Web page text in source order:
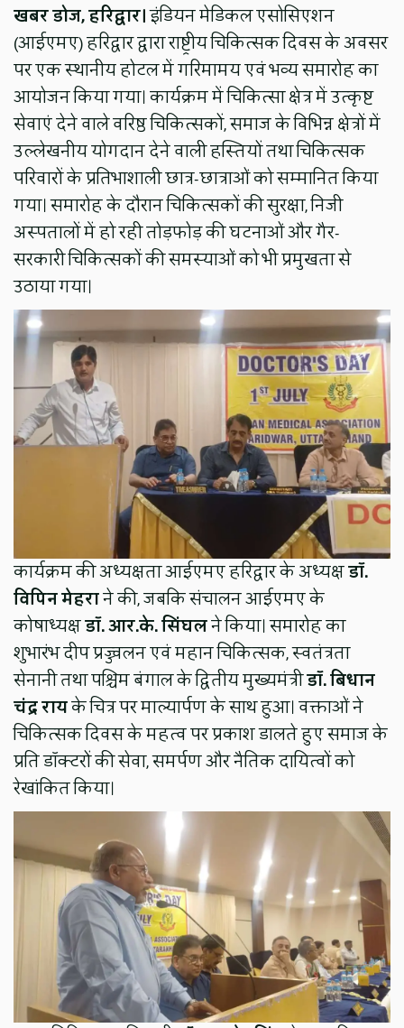
खबर डोज, हरिद्वार।इंडियन मेडिकल एसोसिएशन
(आईएमए) हरिद्वार द्वारा राष्ट्रीय चिकित्सक दिवस के अवसर
पर एक स्थानीय होटल में गरिमामय एवं भव्य समारोह का
आयोजन किया गया। कार्यक्रम में चिकित्सा क्षेत्र में उत्कृष्ट
सेवाएं देने वाले वरिष्ठ चिकित्सकों, समाज के विभिन्न क्षेत्रों में
उल्लेखनीय योगदान देने वाली हस्तियों तथा चिकित्सक
परिवारों के प्रतिभाशाली छात्र-छात्राओं को सम्मानित किया
गया। समारोह के दौरान चिकित्सकों की सुरक्षा, निजी
अस्पतालों में हो रही तोड़फोड़ की घटनाओं और गैर-
सरकारी चिकित्सकों की समस्याओं को भी प्रमुखता से
उठाया गया।
कार्यक्रम की अध्यक्षता आईएमए हरिद्वार के अध्यक्षडॉ.
विपिन मेहराने की, जबकि संचालन आईएमए के
कोषाध्यक्षडॉ. आर.के. सिंघलने किया। समारोह का
शुभारंभ दीप प्रज्ज्वलन एवं महान चिकित्सक, स्वतंत्रता
सेनानी तथा पश्चिम बंगाल के द्वितीय मुख्यमंत्रीडॉ. बिधान
चंद्र रायके चित्र पर माल्यार्पण के साथ हुआ। वक्ताओं ने
चिकित्सक दिवस के महत्व पर प्रकाश डालते हुए समाज के
प्रति डॉक्टरों की सेवा, समर्पण और नैतिक दायित्वों को
रेखांकित किया।